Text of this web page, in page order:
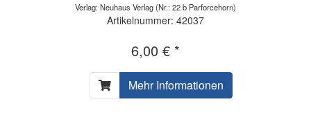
Verlag: Neuhaus Verlag(Nr.: 22 b Parforcehorn)
Artikelnummer: 42037
6,00 € *
Mehr Informationen